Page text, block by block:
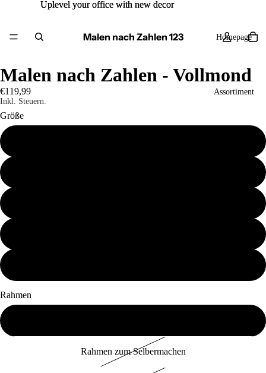
Uplevel your office with new decor
Uplevel your office with new decor
Malen nach Zahlen 123 Homepage
Assortiment
Malen nach Zahlen - Vollmond
€119,99
Inkl. Steuern.
Größe
Rahmen
Rahmen zum Selbermachen